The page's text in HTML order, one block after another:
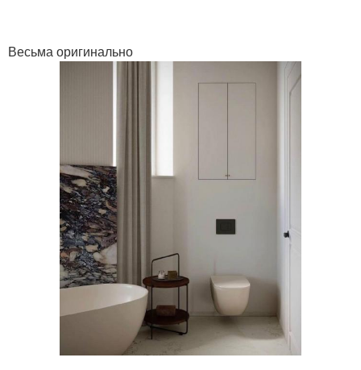
Весьма оригинально